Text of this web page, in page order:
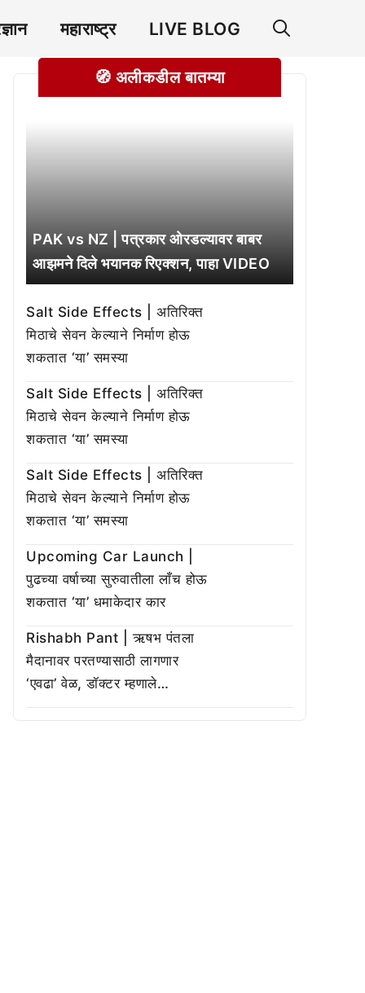
महाराष्ट्र LIVE BLOG
🧭 अलीकडील बातम्या
PAK vs NZ | पत्रकार ओरडल्यावर बाबर
आझमने दिले भयानक रिएक्शन, पाहा VIDEO
Salt Side Effects | अतिरिक्त
मिठाचे सेवन केल्याने निर्माण होऊ
शकतात ‘या’ समस्या
Salt Side Effects | अतिरिक्त
मिठाचे सेवन केल्याने निर्माण होऊ
शकतात ‘या’ समस्या
Salt Side Effects | अतिरिक्त
मिठाचे सेवन केल्याने निर्माण होऊ
शकतात ‘या’ समस्या
Upcoming Car Launch |
पुढच्या वर्षाच्या सुरुवातीला लाँच होऊ
शकतात ‘या’ धमाकेदार कार
Rishabh Pant | ऋषभ पंतला
मैदानावर परतण्यासाठी लागणार
‘एवढा’ वेळ, डॉक्टर म्हणाले…